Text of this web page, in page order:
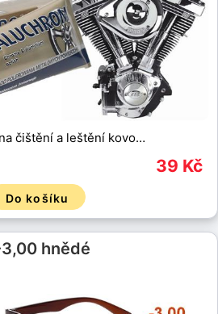
čištění a leštění kovo…
39 Kč
Do košíku
hnědé